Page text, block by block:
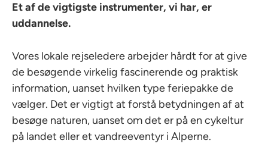
Et af de vigtigste instrumenter, vi har, er
uddannelse.
Vores lokale rejseledere arbejder hårdt for at give
de besøgende virkelig fascinerende og praktisk
information, uanset hvilken type feriepakke de
vælger. Det er vigtigt at forstå betydningen af at
besøge naturen, uanset om det er på en cykeltur
på landet eller et vandreeventyr i Alperne.